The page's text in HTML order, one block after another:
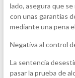
lado, asegura que
con unas garantías
mediante una pena
Negativa al control
La sentencia
pasar la prueba de